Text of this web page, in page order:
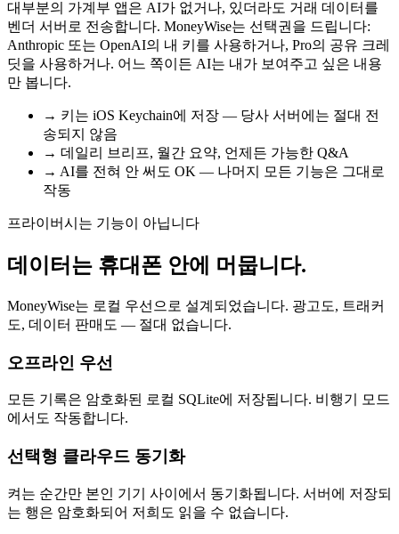
대부분의 가계부 앱은 AI가 없거나, 있더라도 거래 데이터를
벤더 서버로 전송합니다. MoneyWise는 선택권을 드립니다:
Anthropic 또는 OpenAI의 내 키를 사용하거나, Pro의 공유 크레
딧을 사용하거나. 어느 쪽이든 AI는 내가 보여주고 싶은 내용
만 봅니다.
→ 키는 iOS Keychain에 저장 — 당사 서버에는 절대 전
송되지 않음
→ 데일리 브리프, 월간 요약, 언제든 가능한 Q&A
→ AI를 전혀 안 써도 OK — 나머지 모든 기능은 그대로
작동
프라이버시는 기능이 아닙니다
데이터는 휴대폰 안에 머뭅니다.
MoneyWise는 로컬 우선으로 설계되었습니다. 광고도, 트래커
도, 데이터 판매도 — 절대 없습니다.
오프라인 우선
모든 기록은 암호화된 로컬 SQLite에 저장됩니다. 비행기 모드
에서도 작동합니다.
선택형 클라우드 동기화
켜는 순간만 본인 기기 사이에서 동기화됩니다. 서버에 저장되
는 행은 암호화되어 저희도 읽을 수 없습니다.